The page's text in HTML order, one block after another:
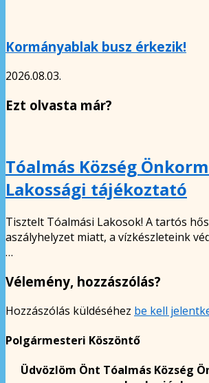
Kormányablak busz érkezik!
2026.08.03.
Ezt olvasta már?
Tóalmás Község
Lakossági tájékoztató
Tisztelt Tóalmási Lakosok! A tartós
aszályhelyzet miatt, a vízkészleteink
…
Vélemény, hozzászólás?
Hozzászólás küldéséhez be kell
Polgármesteri Köszöntő
Üdvözlöm Önt Tóalmás Község